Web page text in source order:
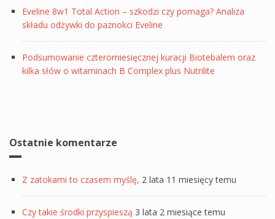
Eveline 8w1 Total Action – szkodzi czy pomaga? Analiza
składu odżywki do paznokci Eveline
Podsumowanie czteromiesięcznej kuracji Biotebalem oraz
kilka słów o witaminach B Complex plus Nutrilite
Ostatnie komentarze
Z zatokami to czasem myślę, 2 lata 11 miesięcy temu
Czy takie środki przyspieszą 3 lata 2 miesiące temu